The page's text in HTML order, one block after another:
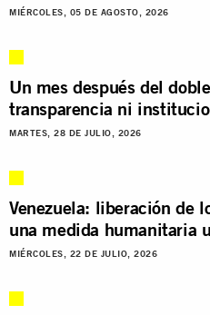
MIÉRCOLES, 05 DE AGOSTO, 2026
Un mes después del
transparencia ni
MARTES, 28 DE JULIO, 2026
Venezuela: liberación de
una medida humanitaria
MIÉRCOLES, 22 DE JULIO, 2026